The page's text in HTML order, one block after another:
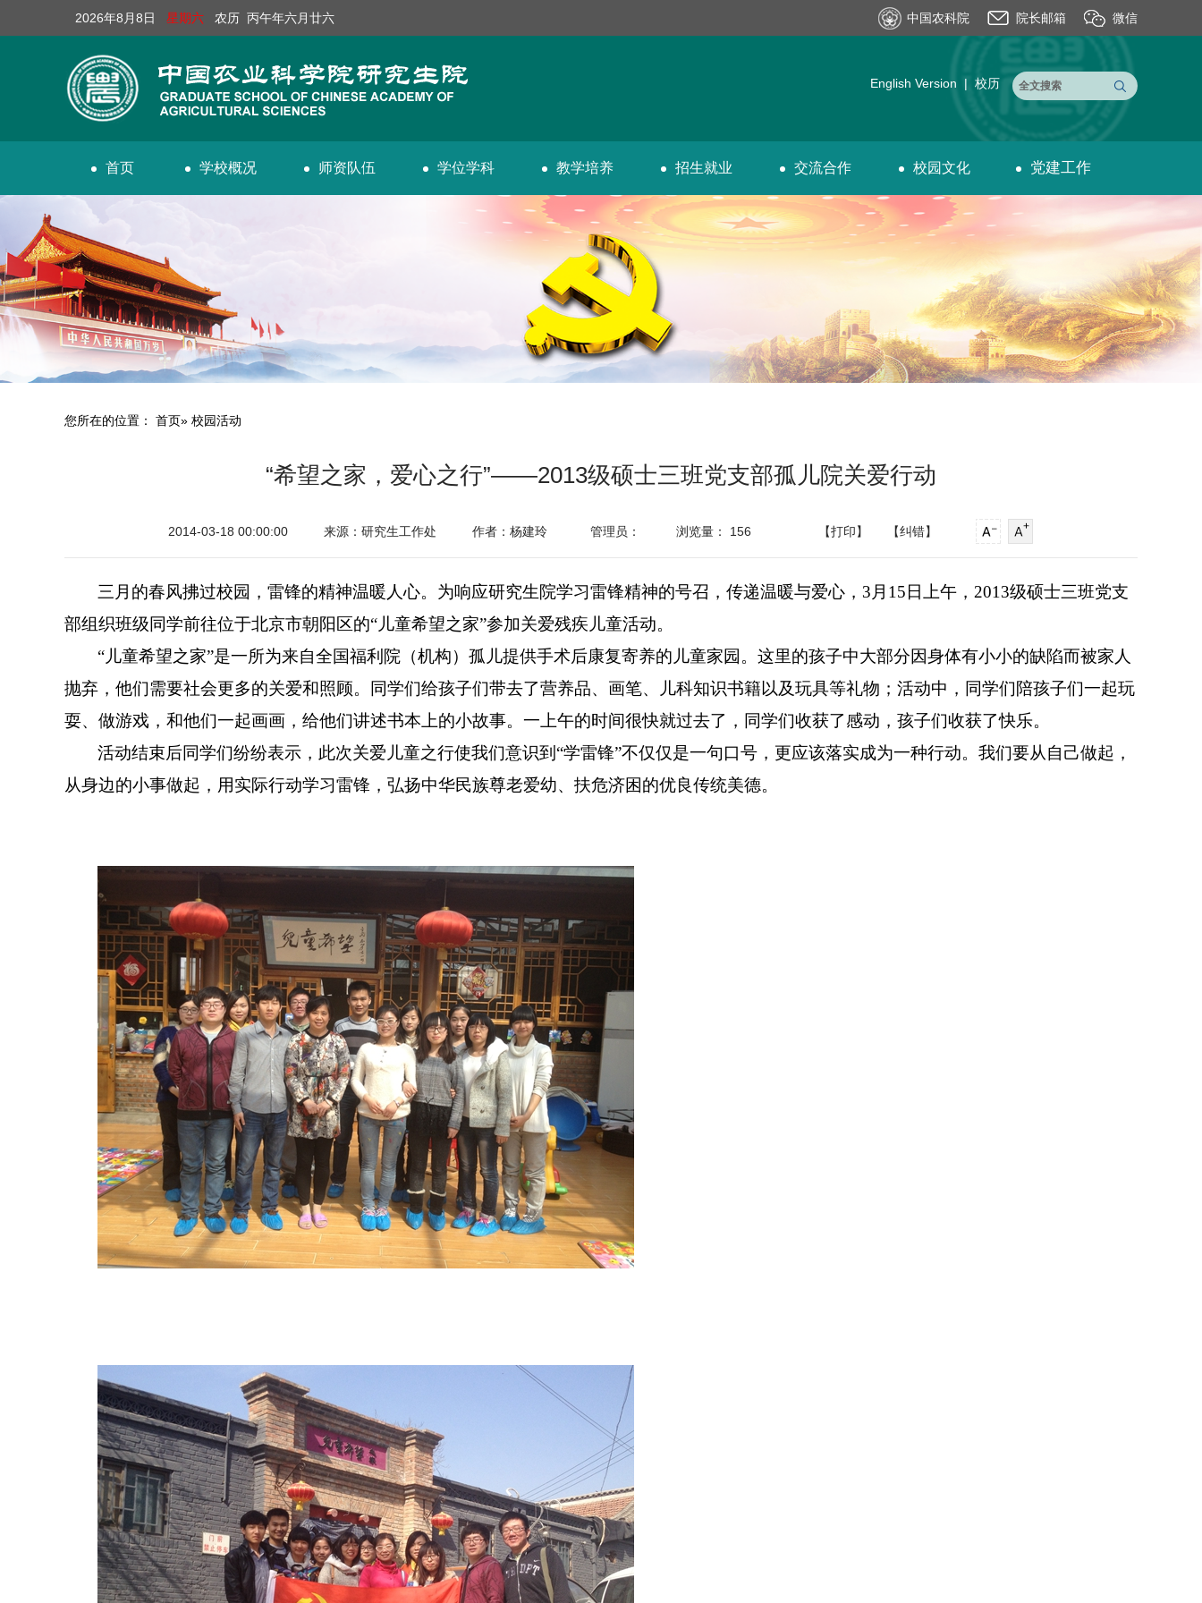
2026年8月8日 星期六 农历 丙午年六月廿六 中国农科院 院长邮箱 微信
English Version | 校历
首页 学校概况 师资队伍 学位学科 教学培养 招生就业 交流合作 校园文化 党建工作
您所在的位置： 首页» 校园活动
“希望之家，爱心之行”——2013级硕士三班党支部孤儿院关爱行动
2014-03-18 00:00:00 来源：研究生工作处 作者：杨建玲 管理员： 浏览量： 156 【打印】 【纠错】
三月的春风拂过校园，雷锋的精神温暖人心。为响应研究生院学习雷锋精神的号召，传递温暖与爱心，3月15日上午，2013级硕士三班党支
部组织班级同学前往位于北京市朝阳区的“儿童希望之家”参加关爱残疾儿童活动。
“儿童希望之家”是一所为来自全国福利院（机构）孤儿提供手术后康复寄养的儿童家园。这里的孩子中大部分因身体有小小的缺陷而被家人
抛弃，他们需要社会更多的关爱和照顾。同学们给孩子们带去了营养品、 画笔、 儿科知识书籍以及玩具等礼物；活动中，同学们陪孩子们一起玩
耍、做游戏， 和他们一起画画，给他们讲述书本上的小故事。一上午的时间很快就过去了，同学们收获了感动，孩子们收获了快乐。
活动结束后同学们纷纷表示，此次关爱儿童之行使我们意识到“学雷锋”不仅仅是一句口号，更应该落实成为一种行动。我们要从自己做起，
从身边的小事做起， 用实际行动学习雷锋，弘扬中华民族尊老爱幼、扶危济困的优良传统美德。